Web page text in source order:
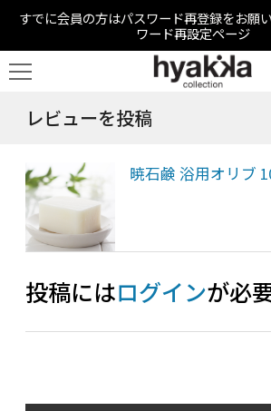
すでに会員の方はパスワード再登録をお願い
ワード再設定ページ
レビューを投稿
暁石鹸 浴用オリブ
投稿にはログインが必